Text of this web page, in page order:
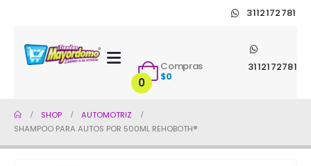
3112172781
3112172781
0
Compras
$0
SHOP
AUTOMOTRIZ
SHAMPOO PARA AUTOS POR 500ML REHOBOTH®